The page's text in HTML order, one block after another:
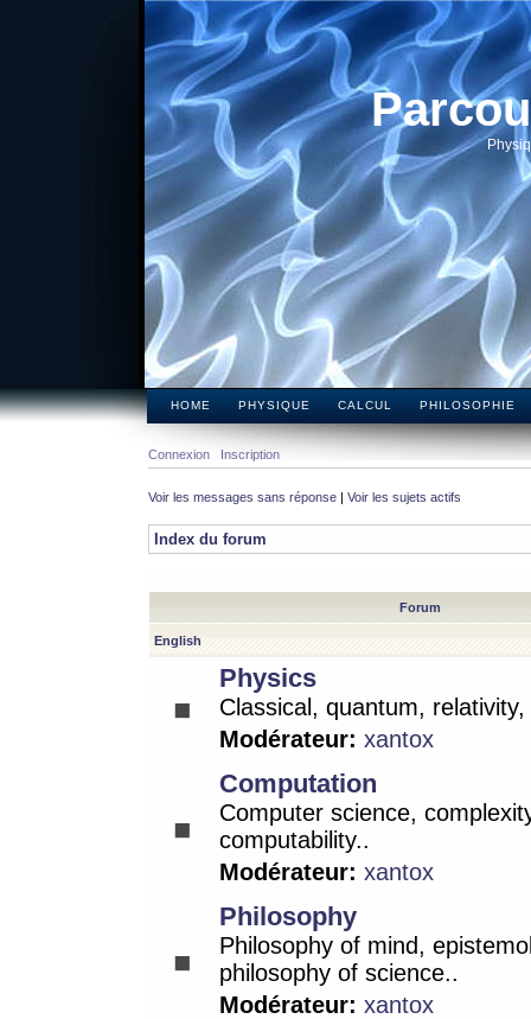
HOME PHYSIQUE CALCUL PHILOSOPHIE
Connexion Inscription
Voir les messages sans réponse | Voir les sujets actifs
Index du forum
Forum
English
Physics
Classical, quantum,
Modérateur: xantox
Computation
Computer science,
computability..
Modérateur: xantox
Philosophy
Philosophy of mind,
philosophy of science..
Modérateur: xantox